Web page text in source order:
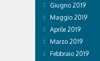
Giugno 2019
Maggio 2019
Aprile 2019
Marzo 2019
Febbraio 2019